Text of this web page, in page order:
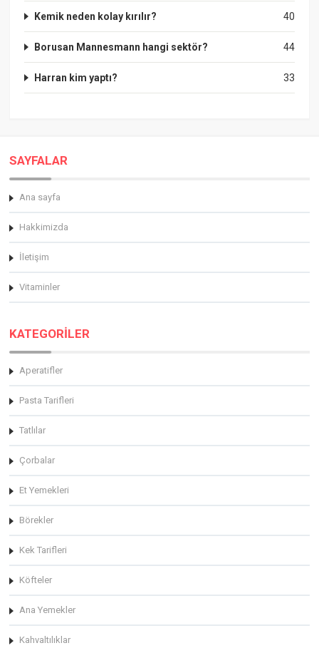
40
Kemik neden kolay kırılır?
44
Borusan Mannesmann hangi sektör?
33
Harran kim yaptı?
SAYFALAR
Ana sayfa
Hakkimizda
İletişim
Vitaminler
KATEGORİLER
Aperatifler
Pasta Tarifleri
Tatlılar
Çorbalar
Et Yemekleri
Börekler
Kek Tarifleri
Köfteler
Ana Yemekler
Kahvaltılıklar